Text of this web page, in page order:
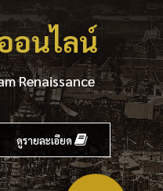
อนไลน์
Renaissance
ดูรายละเอียด